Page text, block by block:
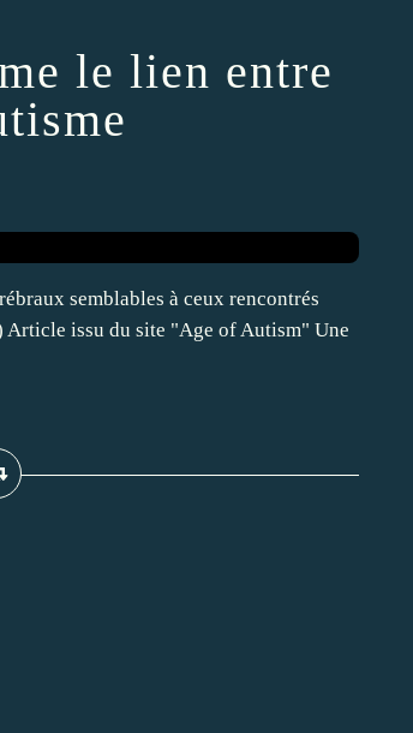
le lien entre
semblables à ceux rencontrés
issu du site "Age of Autism" Une